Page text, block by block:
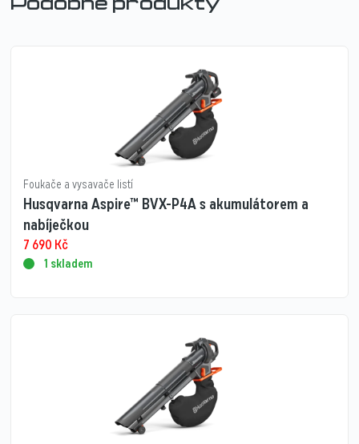
Podobné produkty
Foukače a vysavače listí
Husqvarna Aspire™ BVX-P4A s akumulátorem a
nabíječkou
7 690 Kč
1 skladem